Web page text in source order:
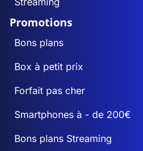
Promotions
Bons plans
Box à petit prix
Forfait pas cher
Smartphones à - de 200€
Bons plans Streaming